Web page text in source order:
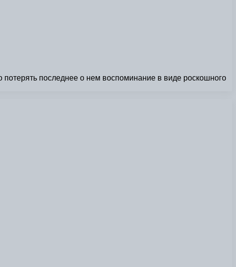
последнее о нем воспоминание в виде роскошного